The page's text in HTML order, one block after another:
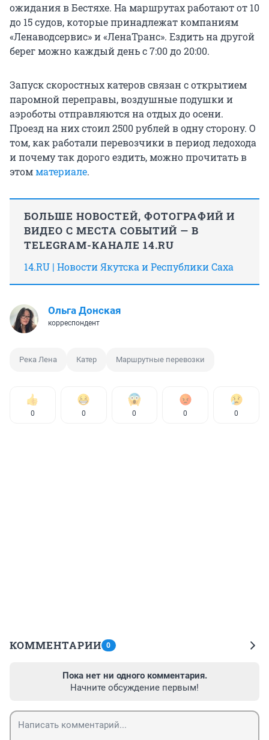
ожидания в Бестяхе. На маршрутах работают от 10
до 15 судов, которые принадлежат компаниям
«Ленаводсервис» и «ЛенаТранс». Ездить на другой
берег можно каждый день с 7:00 до 20:00.
Запуск скоростных катеров связан с открытием
паромной переправы, воздушные подушки и
аэроботы отправляются на отдых до осени.
Проезд на них стоил 2500 рублей в одну сторону. О
том, как работали перевозчики в период ледохода
и почему так дорого ездить, можно прочитать в
этомматериале.
БОЛЬШЕ НОВОСТЕЙ, ФОТОГРАФИЙ И
ВИДЕО С МЕСТА СОБЫТИЙ — В
TELEGRAM-КАНАЛЕ 14.RU
14.RU | Новости Якутска и Республики Саха
Ольга Донская
корреспондент
Река Лена Катер Маршрутные перевозки
0 0 0 0 0
КОММЕНТАРИИ 0
Пока нет ни одного комментария.
Начните обсуждение первым!